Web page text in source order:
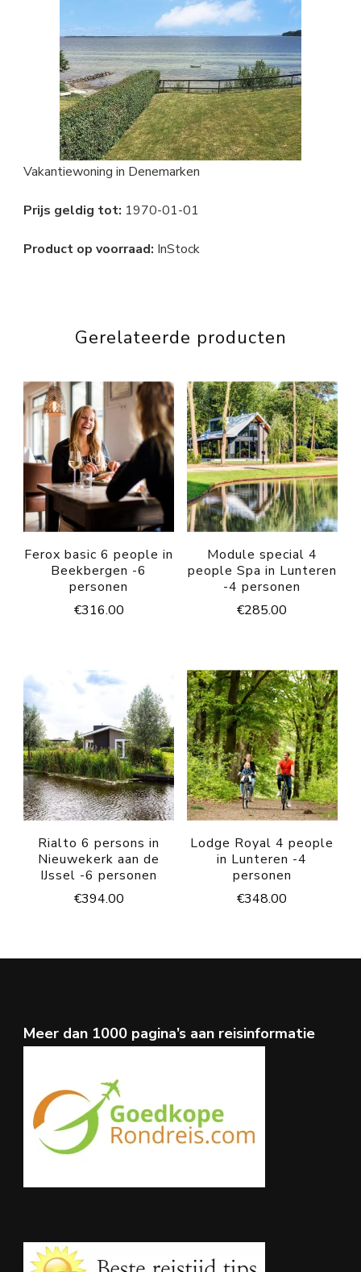
Vakantiewoning in Denemarken
Prijs geldig tot: 1970-01-01
Product op voorraad: InStock
Gerelateerde producten
Ferox basic 6 people in
Beekbergen -6
personen
€316.00
Module special 4
people Spa in Lunteren
-4 personen
€285.00
Rialto 6 persons in
Nieuwekerk aan de
IJssel -6 personen
€394.00
Lodge Royal 4 people
in Lunteren -4
personen
€348.00
Meer dan 1000 pagina’s aan reisinformatie